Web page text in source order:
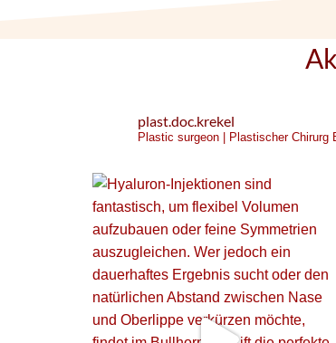
plast.doc.krekel
Plastic surgeon | Plastischer Chirurg